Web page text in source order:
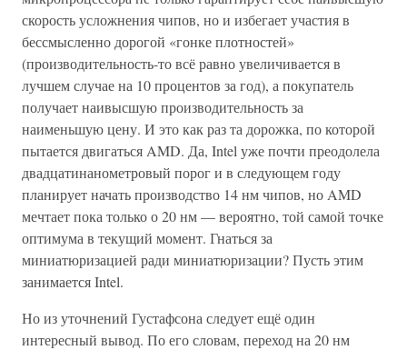
скорость усложнения чипов, но и избегает участия в
бессмысленно дорогой «гонке плотностей»
(производительность-то всё равно увеличивается в
лучшем случае на 10 процентов за год), а покупатель
получает наивысшую производительность за
наименьшую цену. И это как раз та дорожка, по которой
пытается двигаться AMD. Да, Intel уже почти преодолела
двадцатинанометровый порог и в следующем году
планирует начать производство 14 нм чипов, но AMD
мечтает пока только о 20 нм — вероятно, той самой точке
оптимума в текущий момент. Гнаться за
миниатюризацией ради миниатюризации? Пусть этим
занимается Intel.
Но из уточнений Густафсона следует ещё один
интересный вывод. По его словам, переход на 20 нм